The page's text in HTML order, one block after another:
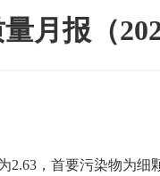
月报（
，首要污染物为